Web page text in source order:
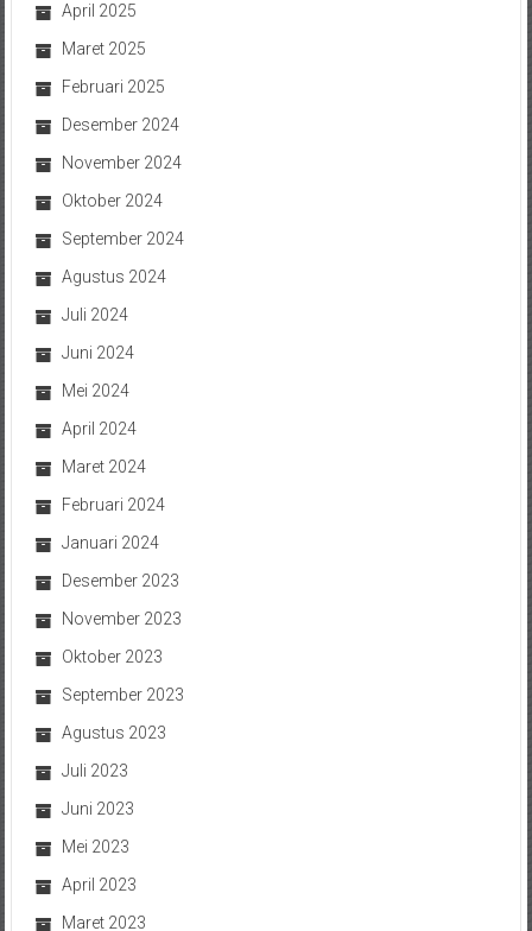
April 2025
Maret 2025
Februari 2025
Desember 2024
November 2024
Oktober 2024
September 2024
Agustus 2024
Juli 2024
Juni 2024
Mei 2024
April 2024
Maret 2024
Februari 2024
Januari 2024
Desember 2023
November 2023
Oktober 2023
September 2023
Agustus 2023
Juli 2023
Juni 2023
Mei 2023
April 2023
Maret 2023